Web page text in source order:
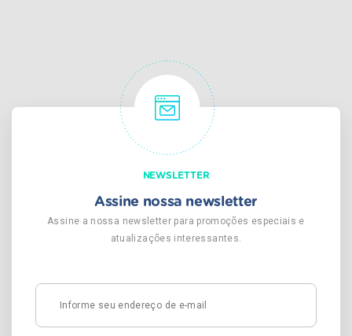
NEWSLETTER
Assine nossa newsletter
Assine a nossa newsletter para promoções especiais e
atualizações interessantes.